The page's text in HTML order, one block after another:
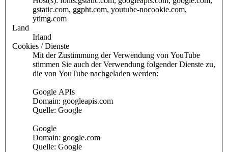
gstatic.com, ggpht.com, youtube-nocookie.com,
ytimg.com
Land
Irland
Cookies / Dienste
Mit der Zustimmung der Verwendung von YouTube
stimmen Sie auch der Verwendung folgender Dienste zu,
die von YouTube nachgeladen werden:
Google APIs
Domain: googleapis.com
Quelle: Google
Google
Domain: google.com
Quelle: Google